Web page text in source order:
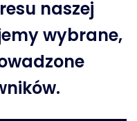
naszej
wybrane,